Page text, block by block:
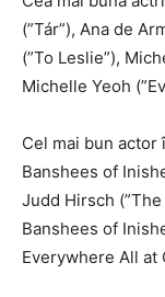
(”Tár”), Ana de
(”To Leslie”),
Michelle Yeoh
Cel mai bun actor
Banshees of
Judd Hirsch
Banshees of
Everywhere All at